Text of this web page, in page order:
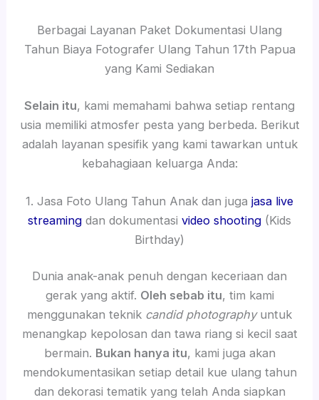
Berbagai Layanan Paket Dokumentasi Ulang
Tahun Biaya Fotografer Ulang Tahun 17th Papua
yang Kami Sediakan
Selain itu, kami memahami bahwa setiap rentang
usia memiliki atmosfer pesta yang berbeda. Berikut
adalah layanan spesifik yang kami tawarkan untuk
kebahagiaan keluarga Anda:
1. Jasa Foto Ulang Tahun Anak dan juga jasa live
streaming dan dokumentasi video shooting (Kids
Birthday)
Dunia anak-anak penuh dengan keceriaan dan
gerak yang aktif. Oleh sebab itu, tim kami
menggunakan teknik candid photographyuntuk
menangkap kepolosan dan tawa riang si kecil saat
bermain. Bukan hanya itu, kami juga akan
mendokumentasikan setiap detail kue ulang tahun
dan dekorasi tematik yang telah Anda siapkan